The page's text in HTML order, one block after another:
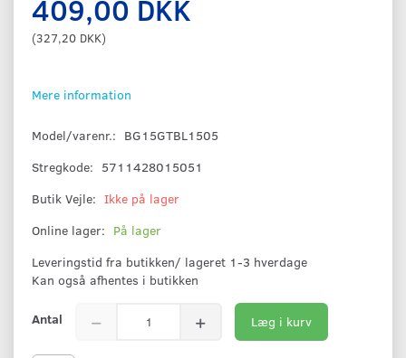
409,00 DKK
(327,20 DKK)
Mere information
Model/varenr.: BG15GTBL1505
Stregkode: 5711428015051
Butik Vejle: Ikke på lager
Online lager: På lager
Leveringstid fra butikken/ lageret 1-3 hverdage
Kan også afhentes i butikken
Antal Læg i kurv